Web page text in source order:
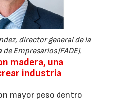
director general de la
Empresarios (FADE).
madera, una
industria
mayor peso dentro